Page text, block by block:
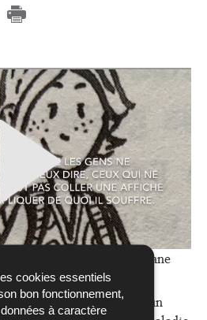
cookies essentiels
bon fonctionnement,
à caractère
partir de 9 ans) de Christiane
un récit de Christiane Grün